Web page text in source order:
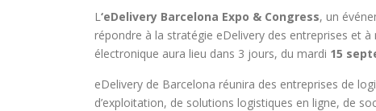
L‘eDelivery Barcelona Expo & Congress, un
répondre à la stratégie eDelivery des entreprises et
électronique aura lieu dans 3 jours, du mardi 15
eDelivery de Barcelona réunira des entreprises de
d’exploitation, de solutions logistiques en ligne, de